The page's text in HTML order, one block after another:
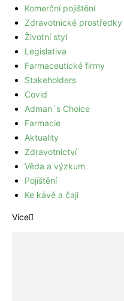
Komerční pojištění
Zdravotnické prostředky
Životní styl
Legislativa
Farmaceutické firmy
Stakeholders
Covid
Adman´s Choice
Farmacie
Aktuality
Zdravotnictví
Věda a výzkum
Pojištění
Ke kávě a čaji
Více